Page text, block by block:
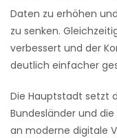
Daten zu erhöhen
zu senken.
verbessert und der
deutlich einfacher
Die Hauptstadt setzt
Bundesländer und
an moderne digitale